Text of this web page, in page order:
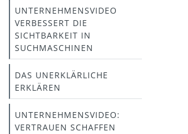
UNTERNEHMENSVIDEO
VERBESSERT DIE
SICHTBARKEIT IN
SUCHMASCHINEN
DAS UNERKLÄRLICHE
ERKLÄREN
UNTERNEHMENSVIDEO:
VERTRAUEN SCHAFFEN